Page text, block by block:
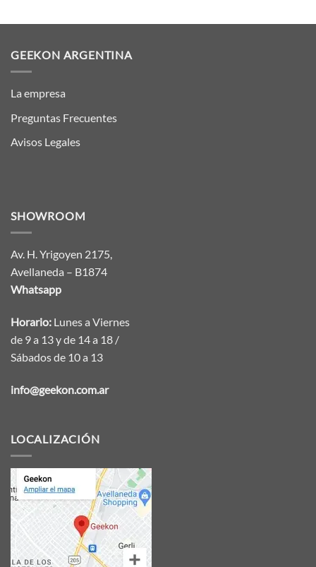
GEEKON ARGENTINA
La empresa
Preguntas Frecuentes
Avisos Legales
SHOWROOM
Av. H. Yrigoyen 2175,
Avellaneda – B1874
Whatsapp
Horario: Lunes a Viernes
de 9 a 13 y de 14 a 18 /
Sábados de 10 a 13
info@geekon.com.ar
LOCALIZACIÓN